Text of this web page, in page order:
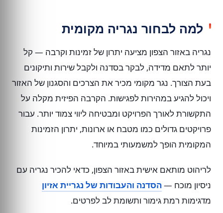
למה לבחור נגריה מקומית
נגריה באזור הצפון מציעה יתרון של זמינות וקרבה — קל
יותר לתאם מדידה, לבקר בסדנה ולקבל שירות ותיקונים
בעת הצורך. נגר מקומי מכיר את הצרכים והסגנון של האזור
ויכול להגיע במהירות לפגישות. הקרבה הפיזית מקלה על
התקשורת לאורך הפרויקט ומבטיחה ליווי צמוד יותר. עבור
פרויקטים גדולים כמו מטבח או ארונות, יתרון הזמינות
המקומית הופך למשמעותי במיוחד.
לריהוט מותאם אישית באזור הצפון, כדאי להכיר נגריה עם
ניסיון מוכח —הסדנה והעבודות של נגריית אזיון
מדגימות רמת גימור ותשומת לב לפרטים.